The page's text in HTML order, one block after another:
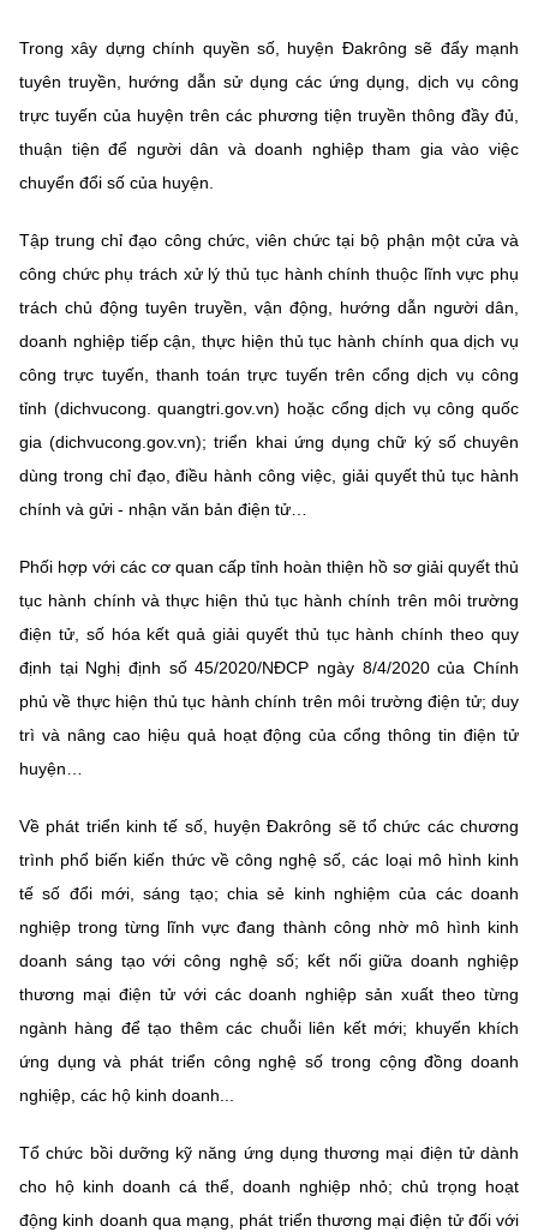
Trong xây dựng chính quyền số, huyện Đakrông sẽ đẩy mạnh
tuyên truyền, hướng dẫn sử dụng các ứng dụng, dịch vụ công
trực tuyến của huyện trên các phương tiện truyền thông đầy đủ,
thuận tiện để người dân và doanh nghiệp tham gia vào việc
chuyển đổi số của huyện.
Tập trung chỉ đạo công chức, viên chức tại bộ phận một cửa và
công chức phụ trách xử lý thủ tục hành chính thuộc lĩnh vực phụ
trách chủ động tuyên truyền, vận động, hướng dẫn người dân,
doanh nghiệp tiếp cận, thực hiện thủ tục hành chính qua dịch vụ
công trực tuyến, thanh toán trực tuyến trên cổng dịch vụ công
tỉnh (dichvucong. quangtri.gov.vn) hoặc cổng dịch vụ công quốc
gia (dichvucong.gov.vn); triển khai ứng dụng chữ ký số chuyên
dùng trong chỉ đạo, điều hành công việc, giải quyết thủ tục hành
chính và gửi - nhận văn bản điện tử…
Phối hợp với các cơ quan cấp tỉnh hoàn thiện hồ sơ giải quyết thủ
tục hành chính và thực hiện thủ tục hành chính trên môi trường
điện tử, số hóa kết quả giải quyết thủ tục hành chính theo quy
định tại Nghị định số 45/2020/NĐCP ngày 8/4/2020 của Chính
phủ về thực hiện thủ tục hành chính trên môi trường điện tử; duy
trì và nâng cao hiệu quả hoạt động của cổng thông tin điện tử
huyện…
Về phát triển kinh tế số, huyện Đakrông sẽ tổ chức các chương
trình phổ biến kiến thức về công nghệ số, các loại mô hình kinh
tế số đổi mới, sáng tạo; chia sẻ kinh nghiệm của các doanh
nghiệp trong từng lĩnh vực đang thành công nhờ mô hình kinh
doanh sáng tạo với công nghệ số; kết nối giữa doanh nghiệp
thương mại điện tử với các doanh nghiệp sản xuất theo từng
ngành hàng để tạo thêm các chuỗi liên kết mới; khuyến khích
ứng dụng và phát triển công nghệ số trong cộng đồng doanh
nghiệp, các hộ kinh doanh...
Tổ chức bồi dưỡng kỹ năng ứng dụng thương mại điện tử dành
cho hộ kinh doanh cá thể, doanh nghiệp nhỏ; chủ trọng hoạt
động kinh doanh qua mạng, phát triển thương mại điện tử đối với